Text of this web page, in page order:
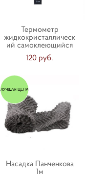
Термометр
жидкокристаллическ
ий самоклеющийся
120 pуб.
ЛУЧШАЯ ЦЕНА
Насадка Панченкова
1м